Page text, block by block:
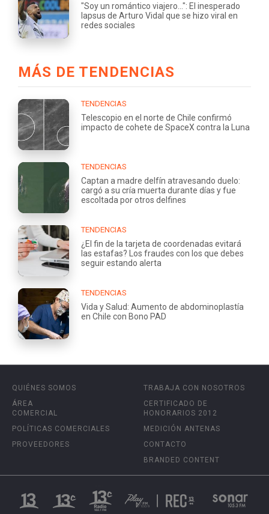
"Soy un romántico viajero...": El inesperado
lapsus de Arturo Vidal que se hizo viral en
redes sociales
MÁS DE TENDENCIAS
TENDENCIAS
Telescopio en el norte de Chile confirmó
impacto de cohete de SpaceX contra la Luna
TENDENCIAS
Captan a madre delfín atravesando duelo:
cargó a su cría muerta durante días y fue
escoltada por otros delfines
TENDENCIAS
¿El fin de la tarjeta de coordenadas evitará
las estafas? Los fraudes con los que debes
seguir estando alerta
TENDENCIAS
Vida y Salud: Aumento de abdominoplastía
en Chile con Bono PAD
QUIÉNES SOMOS
ÁREA
COMERCIAL
POLÍTICAS COMERCIALES
PROVEEDORES
TRABAJA CON NOSOTROS
CERTIFICADO DE
HONORARIOS 2012
MEDICIÓN ANTENAS
CONTACTO
BRANDED CONTENT